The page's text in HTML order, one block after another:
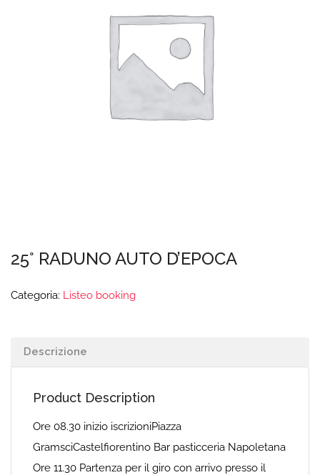
25° RADUNO AUTO D’EPOCA
Categoria: Listeo booking
Descrizione
Product Description
Ore 08.30 inizio iscrizioniPiazza
GramsciCastelfiorentino Bar pasticceria Napoletana
Ore 11.30 Partenza per il giro con arrivo presso il